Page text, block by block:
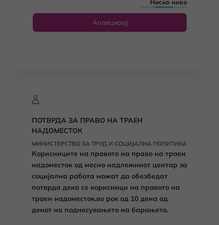
Ниско ниво
Аплицирај
ПОТВРДА ЗА ПРАВО НА ТРАЕН
НАДОМЕСТОК
МИНИСТЕРСТВО ЗА ТРУД И СОЦИЈАЛНА ПОЛИТИКА
Корисниците на правото на право на траен
надоместок од месно надлежниот центар за
социјална работа можат да обезбедат
потврда дека се корисници на правото на
траен надоместок,во рок од 10 дена од
денот на поднесувањето на барањето.